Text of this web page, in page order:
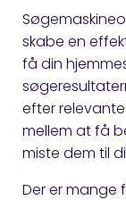
skabe en
få din
efter
mellem at få
miste dem til
Der er mange